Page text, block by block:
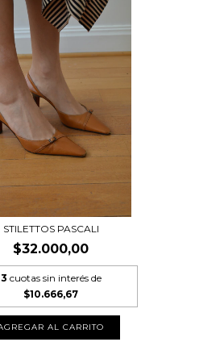
STILETTOS PASCALI
$32.000,00
3 cuotas sin interés de
$10.666,67